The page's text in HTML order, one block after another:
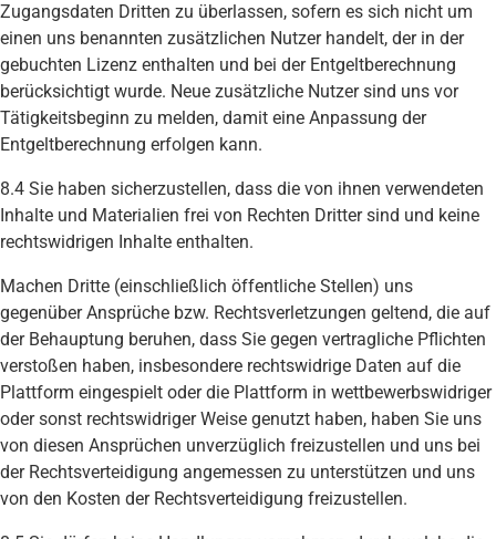
Zugangsdaten Dritten zu überlassen, sofern es sich nicht um
einen uns benannten zusätzlichen Nutzer handelt, der in der
gebuchten Lizenz enthalten und bei der Entgeltberechnung
berücksichtigt wurde. Neue zusätzliche Nutzer sind uns vor
Tätigkeitsbeginn zu melden, damit eine Anpassung der
Entgeltberechnung erfolgen kann.
8.4 Sie haben sicherzustellen, dass die von ihnen verwendeten
Inhalte und Materialien frei von Rechten Dritter sind und keine
rechtswidrigen Inhalte enthalten.
Machen Dritte (einschließlich öffentliche Stellen) uns
gegenüber Ansprüche bzw. Rechtsverletzungen geltend, die auf
der Behauptung beruhen, dass Sie gegen vertragliche Pflichten
verstoßen haben, insbesondere rechtswidrige Daten auf die
Plattform eingespielt oder die Plattform in wettbewerbswidriger
oder sonst rechtswidriger Weise genutzt haben, haben Sie uns
von diesen Ansprüchen unverzüglich freizustellen und uns bei
der Rechtsverteidigung angemessen zu unterstützen und uns
von den Kosten der Rechtsverteidigung freizustellen.